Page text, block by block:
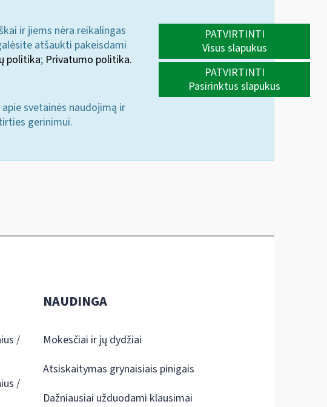
ir jiems nėra reikalingas
atšaukti pakeisdami
politika; Privatumo politika.
svetainės naudojimą ir
gerinimui.
PATVIRTINTI
Visus slapukus
PATVIRTINTI
Pasirinktus slapukus
/
/
NAUDINGA
Mokesčiai ir jų dydžiai
Atsiskaitymas grynaisiais pinigais
Dažniausiai užduodami klausimai